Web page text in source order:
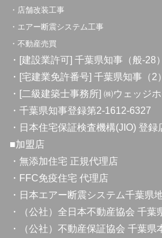
・店舗改装工事
・エアー断震システム工事
・不動産売買
・[建設業許可] 千葉県知事（般-28
・[宅建業免許番号] 千葉県知事（2
・[二級建築士事務所] ㈱ウェッジ
・千葉県知事登録第2-1612-6327
・日本住宅保証検査機構(JIO) 登
■加盟店
・無添加住宅 正規代理店
・FFC免疫住宅 代理店
・日本エアー断震システム千葉県
・（公社）全日本不動産協会 千葉
・（公社）不動産保証協会 千葉県